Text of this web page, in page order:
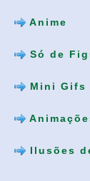
Anime
Só de
Mini Gifs
Ilusões